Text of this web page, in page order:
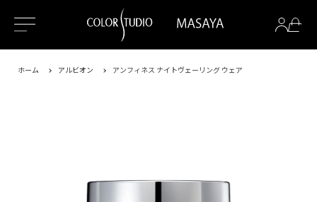
ホーム アルビオン アンフィネス ナイトヴェーリング ウェア